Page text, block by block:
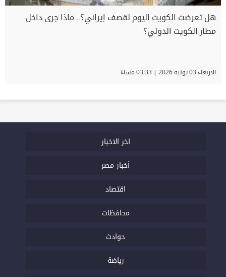
هل تعرضت الكويت اليوم لقصف إيراني؟.. ماذا جرى داخل
مطار الكويت الدولي؟
الاربعاء 03 يونية 2026 | 03:33 مساءً
اخر الاخبار
أخبار مصر
اقتصاد
محافظات
حوادث
رياضة